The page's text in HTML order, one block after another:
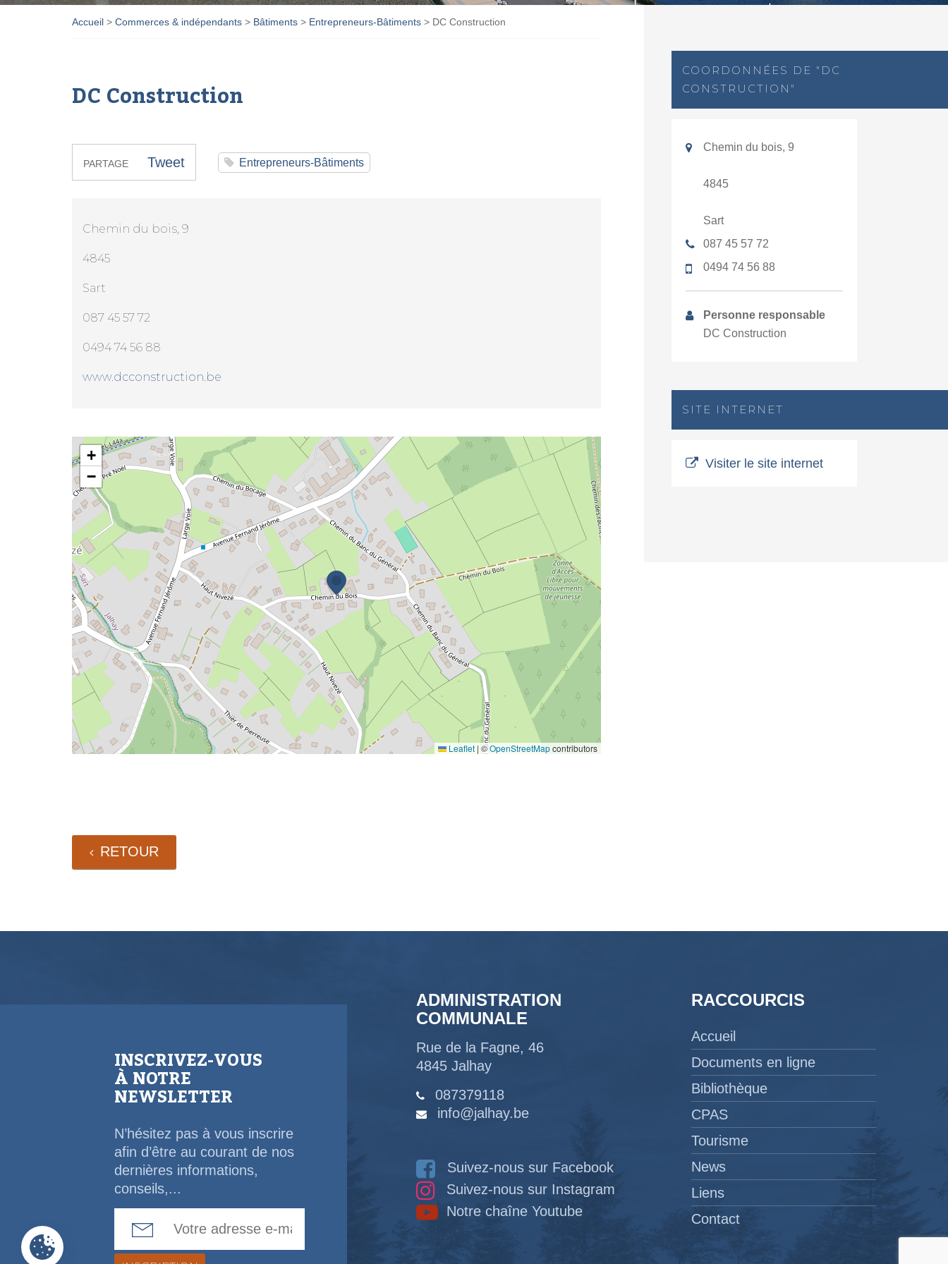
Accueil > Commerces & indépendants > Bâtiments > Entrepreneurs-Bâtiments > DC Construction
DC Construction
PARTAGE Tweet Entrepreneurs-Bâtiments
Chemin du bois, 9
4845
Sart
087 45 57 72
0494 74 56 88
www.dcconstruction.be
DC Construction
+
−
Leaflet | ©OpenStreetMapcontributors
RETOUR
COORDONNÉES DE "DC
CONSTRUCTION"
Chemin du bois, 9
4845
Sart
087 45 57 72
0494 74 56 88
Personne responsable
DC Construction
SITE INTERNET
Visiter le site internet
INSCRIVEZ-VOUS
À NOTRE
NEWSLETTER
N’hésitez pas à vous inscrire
afin d’être au courant de nos
dernières informations,
conseils,...
ADMINISTRATION
COMMUNALE
Rue de la Fagne, 46
4845 Jalhay
087379118
info@jalhay.be
Suivez-nous sur Facebook
Suivez-nous sur Instagram
Notre chaîne Youtube
RACCOURCIS
Accueil
Documents en ligne
Bibliothèque
CPAS
Tourisme
News
Liens
Contact